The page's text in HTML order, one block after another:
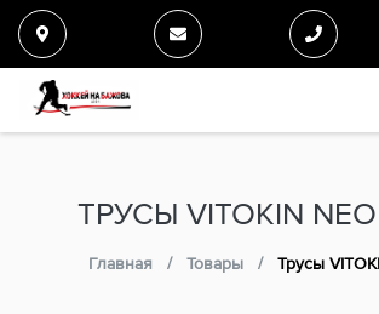
ТРУСЫ VITOKIN
Главная Товары Трусы